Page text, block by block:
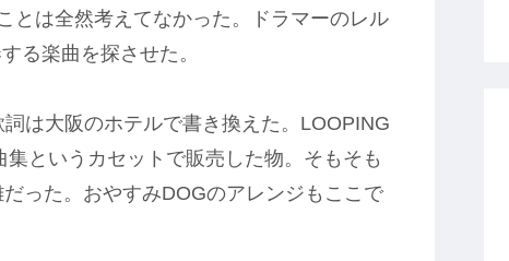
とは全然考えてなかった。ドラマーのレル
る楽曲を探させた。
は大阪のホテルで書き換えた。LOOPING
というカセットで販売した物。そもそも
った。おやすみDOGのアレンジもここで